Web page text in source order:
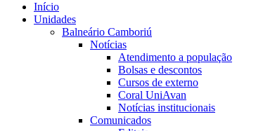
Início
Unidades
Balneário Camboriú
Notícias
Atendimento a população
Bolsas e descontos
Cursos de externo
Coral UniAvan
Notícias institucionais
Comunicados